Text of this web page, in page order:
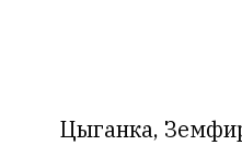
Цыганка,